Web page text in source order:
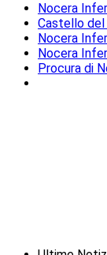
Nocera
Castello del
Nocera
Nocera
Procura di